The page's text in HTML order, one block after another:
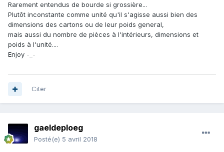
Rarement entendus de bourde si grossière...
Plutôt inconstante comme unité qu'il s'agisse aussi bien des
dimensions des cartons ou de leur poids general,
mais aussi du nombre de pièces à l'intérieurs, dimensions et
poids à l'unité....
Enjoy -_-
Citer
gaeldeploeg
Posté(e) 5 avril 2018